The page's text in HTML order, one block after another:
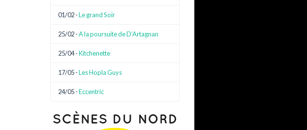
01/02 -Le grand Soir
25/02 -A la poursuite de D’Artagnan
25/04 -Kitchenette
17/05 -Les Hopla Guys
24/05 -Eccentric